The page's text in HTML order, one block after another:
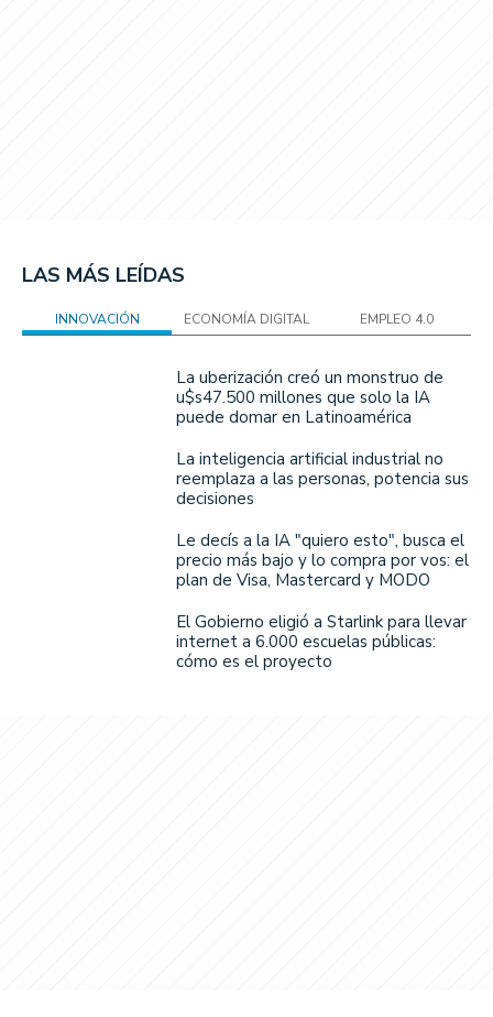
LAS MÁS LEÍDAS
INNOVACIÓN ECONOMÍA DIGITAL EMPLEO 4.0
La uberización creó un monstruo de
u$s47.500 millones que solo la IA
puede domar en Latinoamérica
La inteligencia artificial industrial no
reemplaza a las personas, potencia sus
decisiones
Le decís a la IA "quiero esto", busca el
precio más bajo y lo compra por vos: el
plan de Visa, Mastercard y MODO
El Gobierno eligió a Starlink para llevar
internet a 6.000 escuelas públicas:
cómo es el proyecto